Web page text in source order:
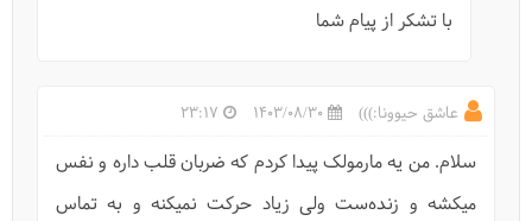
با تشکر از پیام شما
عاشق حیوونا:))) 1403/08/30
23:17
سلام. من یه مارمولک پیدا کردم که ضربان قلب داره و نفس
میکشه و زنده‌ست ولی زیاد حرکت نمیکنه و به تماس